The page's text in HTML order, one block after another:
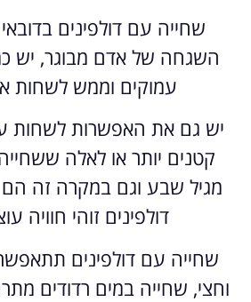
שחייה עם דולפינים
השגחה של אדם מבוגר, יש
עמוקים וממש לשחות
יש גם את האפשרות לשחות
קטנים יותר או לאלה
מגיל שבע וגם במקרה זה הם
דולפינים זוהי חוויה
שחייה עם דולפינים
וחצי, שחייה במים רדודים